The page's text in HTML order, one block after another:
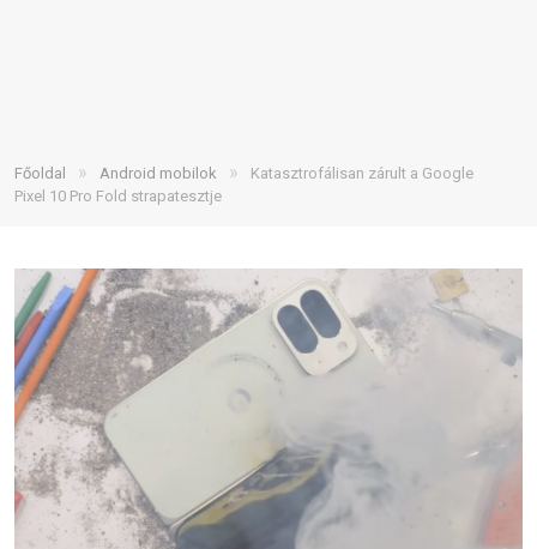
Főoldal » Android mobilok »
Katasztrofálisan zárult a Google
Pixel 10 Pro Fold strapatesztje